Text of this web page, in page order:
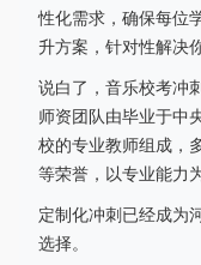
性化需求，确保每位
升方案，针对性解决
说白了，音乐校考冲
师资团队由毕业于中
校的专业教师组成，
等荣誉，以专业能力
定制化冲刺已经成为
选择。